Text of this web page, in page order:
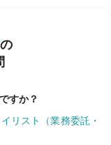
の
すか？
リスト（業務委託・